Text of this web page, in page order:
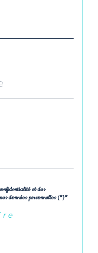
et des
données personnelles (*)*